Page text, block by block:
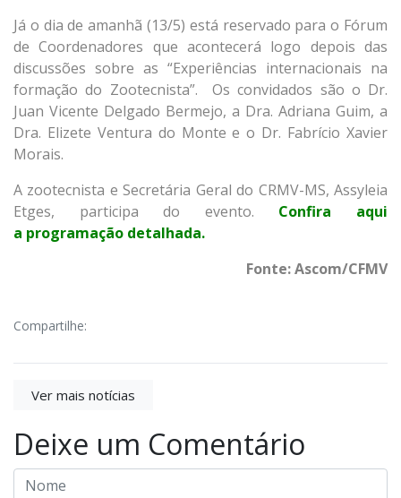
Já o dia de amanhã (13/5) está reservado para o Fórum
de Coordenadores que acontecerá logo depois das
discussões sobre as “Experiências internacionais na
formação do Zootecnista”. Os convidados são o Dr.
Juan Vicente Delgado Bermejo, a Dra. Adriana Guim, a
Dra. Elizete Ventura do Monte e o Dr. Fabrício Xavier
Morais.
A zootecnista e Secretária Geral do CRMV-MS, Assyleia
Etges, participa do evento. Confira aqui
a programação detalhada.
Fonte: Ascom/CFMV
Compartilhe:
Ver mais notícias
Deixe um Comentário